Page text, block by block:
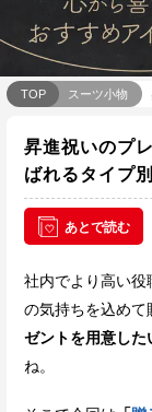
TOP スーツ小物
昇進祝いのプ
ばれるタイプ
あとで読む
社内でより高い役
の気持ちを込めて
ゼントを用意した
ね。